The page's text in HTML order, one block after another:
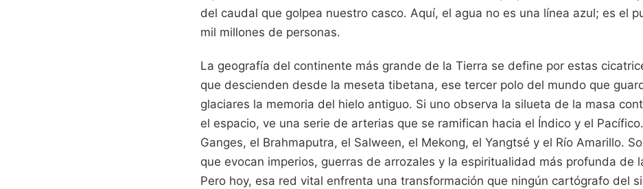
del caudal que golpea nuestro casco. Aquí, el agua no es una línea azul; es el
mil millones de personas.
La geografía del continente más grande de la Tierra se define por estas
que descienden desde la meseta tibetana, ese tercer polo del mundo que
glaciares la memoria del hielo antiguo. Si uno observa la silueta de la masa
el espacio, ve una serie de arterias que se ramifican hacia el Índico y el
Ganges, el Brahmaputra, el Salween, el Mekong, el Yangtsé y el Río Amarillo.
que evocan imperios, guerras de arrozales y la espiritualidad más profunda de
Pero hoy, esa red vital enfrenta una transformación que ningún cartógrafo del